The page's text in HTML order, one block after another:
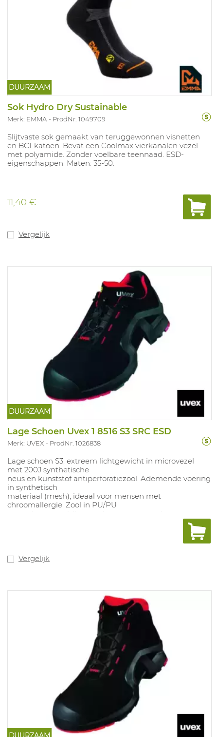
DUURZAAM
Sok Hydro Dry Sustainable
Merk: EMMA ProdNr. 1049709
Slijtvaste sok gemaakt van teruggewonnen visnetten
en BCI-katoen. Bevat een Coolmax vierkanalen vezel
met polyamide. Zonder voelbare teennaad. ESD-
eigenschappen. Maten: 35-50.
11,40 €
Vergelijk
DUURZAAM
Lage Schoen Uvex 1 8516 S3 SRC ESD
Merk: UVEX ProdNr. 1026838
Lage schoen S3, extreem lichtgewicht in microvezel
met 200J synthetische
neus en kunststof antiperforatiezool. Ademende voering
in synthetisch
materiaal (mesh), ideaal voor mensen met
chroomallergie. Zool in PU/PU
met scherpe antislipwaarden en zeer goede
en schokabsorptie.
Vergelijk